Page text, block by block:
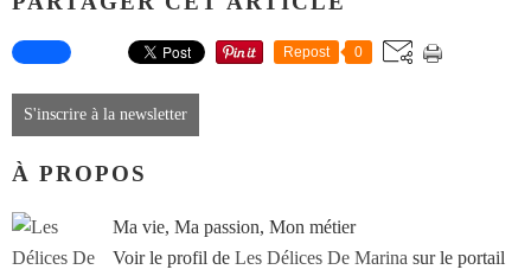
Repost 0
S'inscrire à la newsletter
À PROPOS
Ma vie, Ma passion, Mon métier
Voir le profil de Les Délices De Marina sur le portail